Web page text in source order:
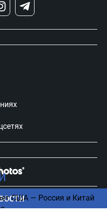
США — Россия и Китай
защищены